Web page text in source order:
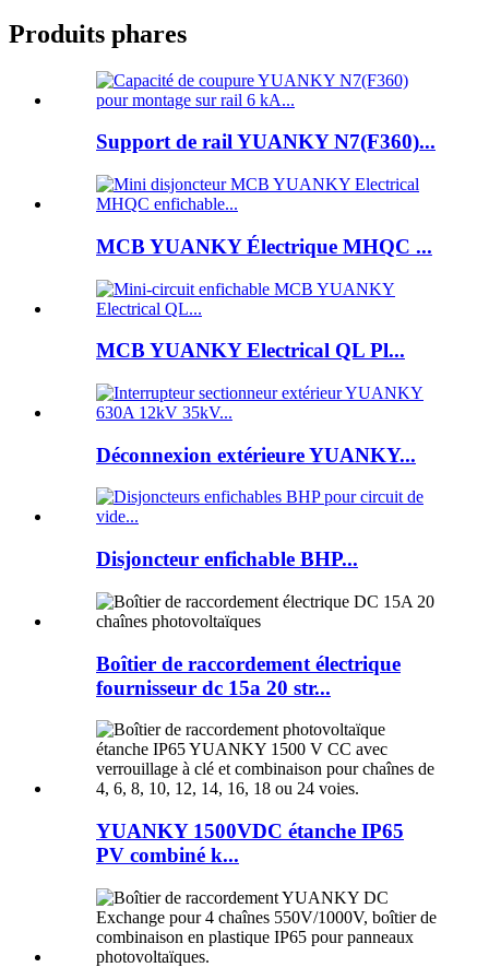
Produits phares
Support de rail YUANKY N7(F360)...
MCB YUANKY Électrique MHQC ...
MCB YUANKY Electrical QL Pl...
Déconnexion extérieure YUANKY...
Disjoncteur enfichable BHP...
Boîtier de raccordement électrique
fournisseur dc 15a 20 str...
YUANKY 1500VDC étanche IP65
PV combiné k...